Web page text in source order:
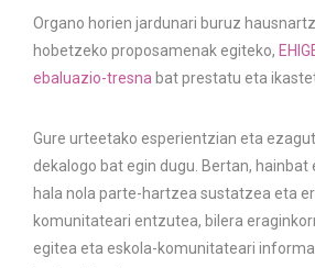
Organo horien jardunari buruz
hobetzeko proposamenak egiteko,
ebaluazio-tresna bat prestatu eta
Gure urteetako esperientzian eta
dekalogo bat egin dugu. Bertan,
hala nola parte-hartzea sustatzea eta
komunitateari entzutea, bilera
egitea eta eskola-komunitateari